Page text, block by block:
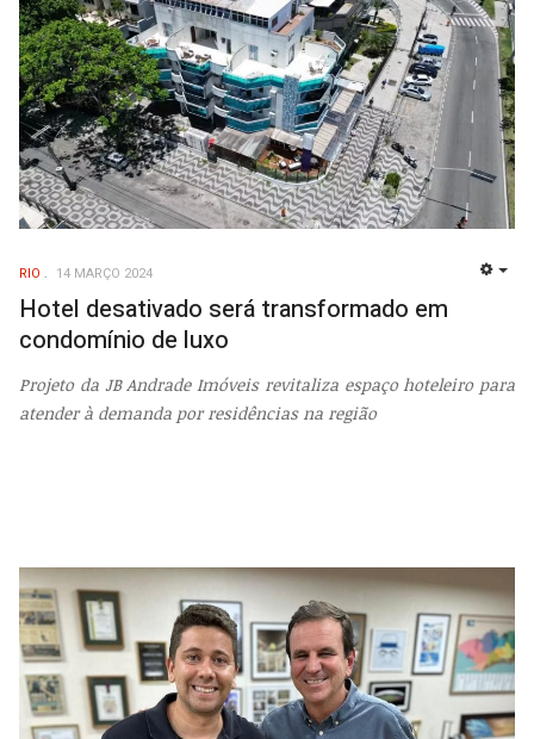
RIO 14 MARÇO 2024
Hotel desativado será transformado em
condomínio de luxo
Projeto da JB Andrade Imóveis revitaliza espaço hoteleiro para
atender à demanda por residências na região